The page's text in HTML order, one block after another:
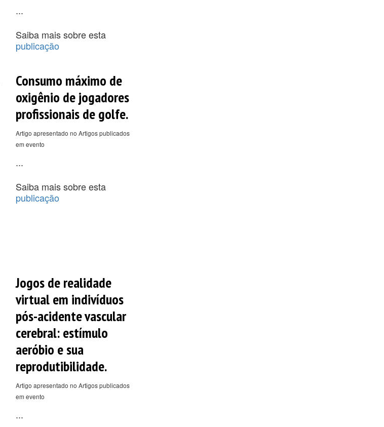
...
Saiba mais sobre esta
publicação
Consumo máximo de
oxigênio de jogadores
profissionais de golfe.
Artigo apresentado no Artigos publicados
em evento
...
Saiba mais sobre esta
publicação
Jogos de realidade
virtual em indivíduos
pós-acidente vascular
cerebral: estímulo
aeróbio e sua
reprodutibilidade.
Artigo apresentado no Artigos publicados
em evento
...